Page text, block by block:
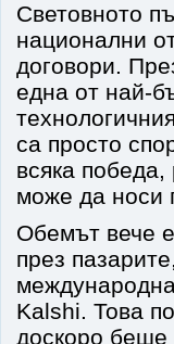
Световното
национални
договори.
една от най-
са просто
всяка
може да носи
Обемът вече
през
Kalshi. Това
доскоро беше